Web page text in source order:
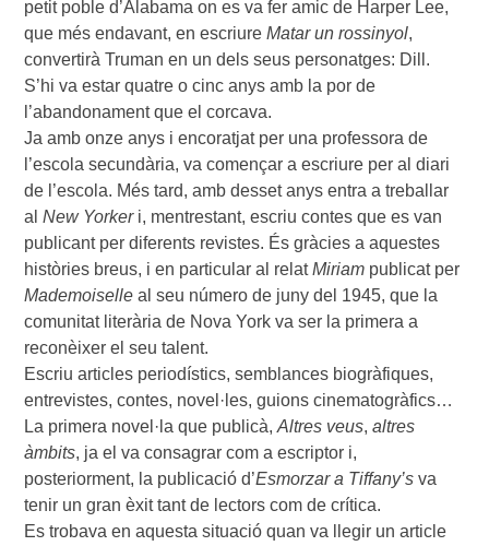
petit poble d’Alabama on es va fer amic de Harper Lee,
que més endavant, en escriureMatar un rossinyol,
convertirà Truman en un dels seus personatges: Dill.
S’hi va estar quatre o cinc anys amb la por de
l’abandonament que el corcava.
Ja amb onze anys i encoratjat per una professora de
l’escola secundària, va començar a escriure per al diari
de l’escola. Més tard, amb desset anys entra a treballar
alNew Yorkeri, mentrestant, escriu contes que es van
publicant per diferents revistes. És gràcies a aquestes
històries breus, i en particular al relatMiriam publicat per
Mademoiselle al seu número de juny del 1945, que la
comunitat literària de Nova York va ser la primera a
reconèixer el seu talent.
Escriu articles periodístics, semblances biogràfiques,
entrevistes, contes, novel·les, guions cinematogràfics…
La primera novel·la que publicà,Altres veus,altres
àmbits, ja el va consagrar com a escriptor i,
posteriorment, la publicació d’Esmorzar a Tiffany’s va
tenir un gran èxit tant de lectors com de crítica.
Es trobava en aquesta situació quan va llegir un article